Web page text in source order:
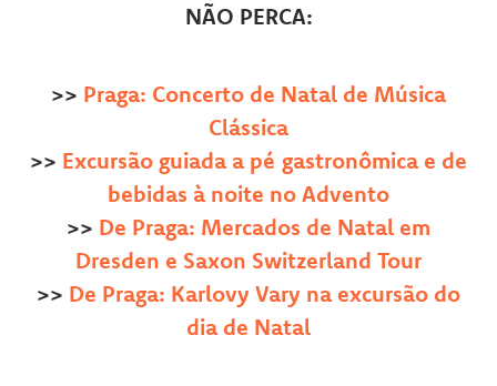
NÃO PERCA:
>> Praga: Concerto de Natal de Música
Clássica
>> Excursão guiada a pé gastronômica e de
bebidas à noite no Advento
>> De Praga: Mercados de Natal em
Dresden e Saxon Switzerland Tour
>> De Praga: Karlovy Vary na excursão do
dia de Natal